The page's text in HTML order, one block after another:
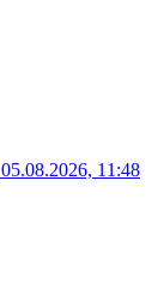
05.08.2026, 11:48